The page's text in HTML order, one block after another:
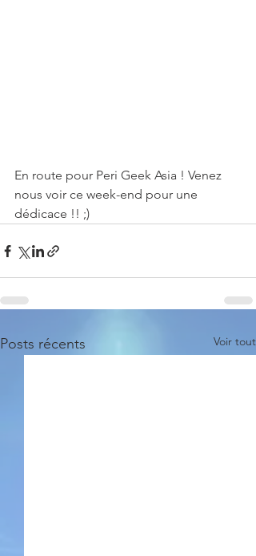
En route pour Peri Geek Asia ! Venez
nous voir ce week-end pour une
dédicace !! ;)
Posts récents Voir tout